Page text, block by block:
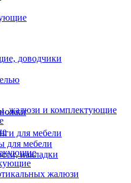
доводчики
для мебели
для мебели
накладки
жалюзи и комплектующие
жалюзи